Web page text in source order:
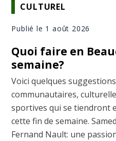
CULTUREL
Publié le 1 août 2026
Quoi faire en
semaine?
Voici quelques
communautaires,
sportives qui se tiendront
cette fin de semaine.
Fernand Nault: une